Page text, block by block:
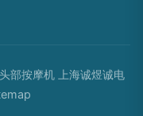
头部按摩机 上海诚煜诚电